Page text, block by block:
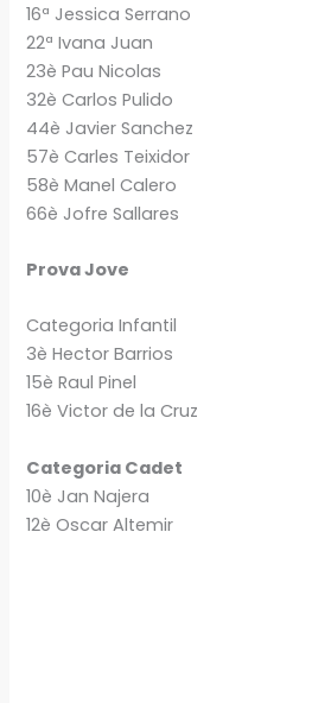
16ª Jessica Serrano
22ª Ivana Juan
23è Pau Nicolas
32è Carlos Pulido
44è Javier Sanchez
57è Carles Teixidor
58è Manel Calero
66è Jofre Sallares
Prova Jove
Categoria Infantil
3è Hector Barrios
15è Raul Pinel
16è Victor de la Cruz
Categoria Cadet
10è Jan Najera
12è Oscar Altemir